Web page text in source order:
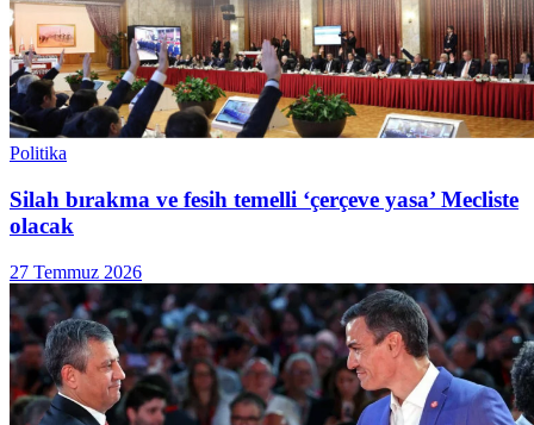
Politika
Silah bırakma ve fesih temelli ‘çerçeve yasa’ Mecliste
olacak
27 Temmuz 2026